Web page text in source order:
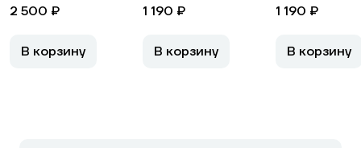
2 500 ₽
В корзину
1 190 ₽
В корзину
1 190 ₽
В корзину